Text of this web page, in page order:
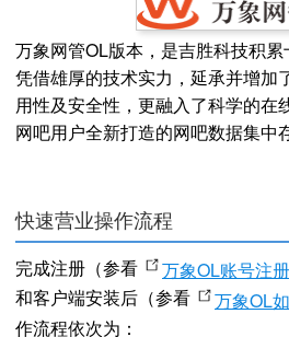
万象网管OL版本，是吉胜科技积累
凭借雄厚的技术实力，延承并增加
用性及安全性，更融入了科学的在
网吧用户全新打造的网吧数据集中
快速营业操作流程
完成注册（参看 万象OL账号注册
和客户端安装后（参看
万象OL
作流程依次为：